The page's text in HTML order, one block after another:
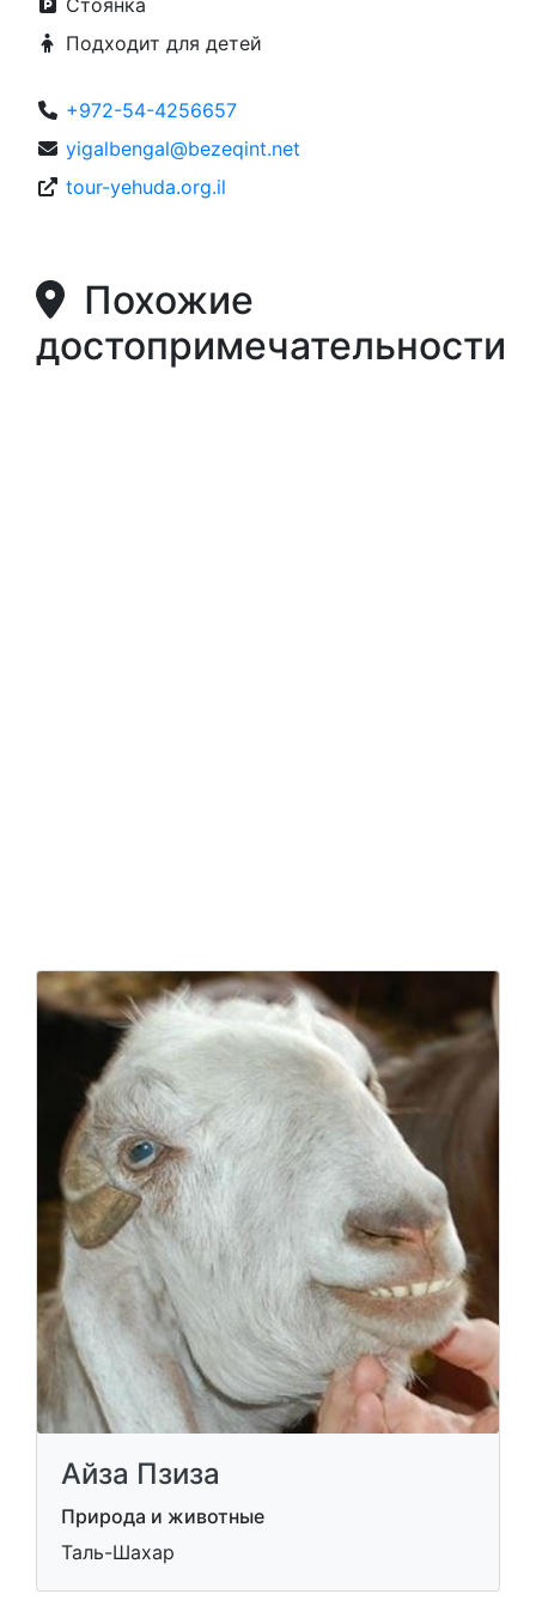
Стоянка
Подходит для детей
+972-54-4256657
yigalbengal@bezeqint.net
tour-yehuda.org.il
Похожие
достопримечательности
Айза Пзиза
Природа и животные
Таль-Шахар